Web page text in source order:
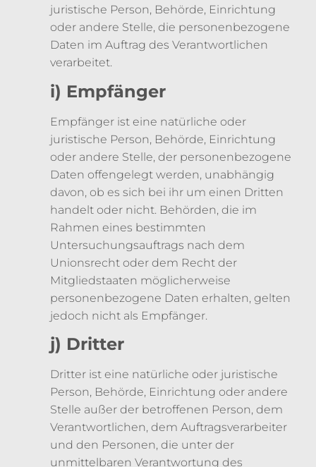
juristische Person, Behörde, Einrichtung
oder andere Stelle, die personenbezogene
Daten im Auftrag des Verantwortlichen
verarbeitet.
i) Empfänger
Empfänger ist eine natürliche oder
juristische Person, Behörde, Einrichtung
oder andere Stelle, der personenbezogene
Daten offengelegt werden, unabhängig
davon, ob es sich bei ihr um einen Dritten
handelt oder nicht. Behörden, die im
Rahmen eines bestimmten
Untersuchungsauftrags nach dem
Unionsrecht oder dem Recht der
Mitgliedstaaten möglicherweise
personenbezogene Daten erhalten, gelten
jedoch nicht als Empfänger.
j) Dritter
Dritter ist eine natürliche oder juristische
Person, Behörde, Einrichtung oder andere
Stelle außer der betroffenen Person, dem
Verantwortlichen, dem Auftragsverarbeiter
und den Personen, die unter der
unmittelbaren Verantwortung des